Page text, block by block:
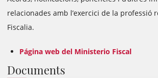
relacionades amb l’exercici de la professió
Fiscalia.
Página web del Ministerio Fiscal
Documents